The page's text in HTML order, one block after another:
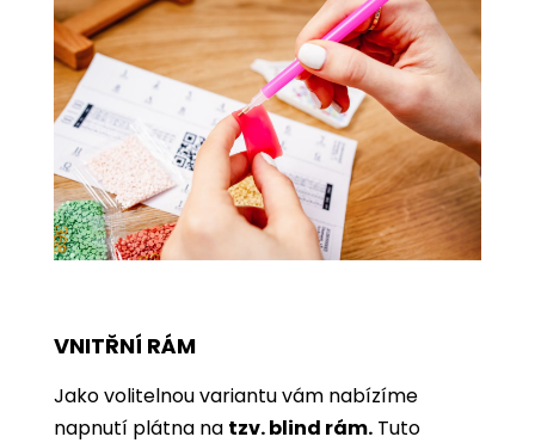
VNITŘNÍ RÁM
Jako volitelnou variantu vám nabízíme
napnutí plátna na tzv. blind rám. Tuto